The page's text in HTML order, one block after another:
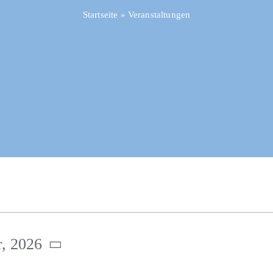
Startseite » Veranstaltungen
2026